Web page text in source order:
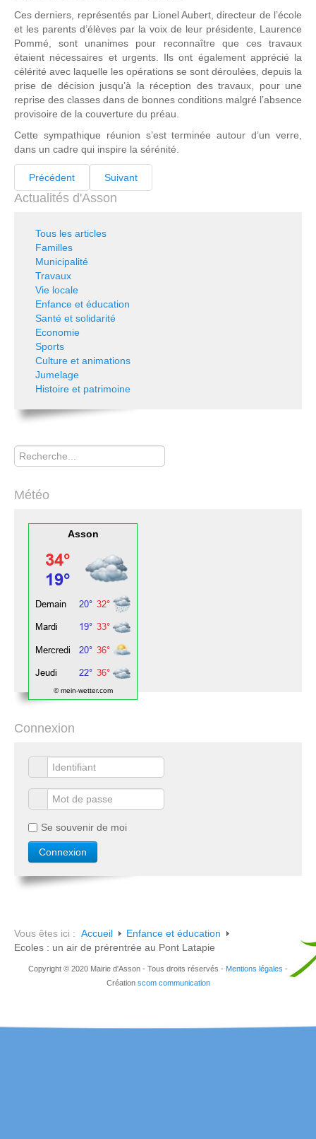
Ces derniers, représentés par Lionel Aubert, directeur de l’école
et les parents d’élèves par la voix de leur présidente, Laurence
Pommé, sont unanimes pour reconnaître que ces travaux
étaient nécessaires et urgents. Ils ont également apprécié la
célérité avec laquelle les opérations se sont déroulées, depuis la
prise de décision jusqu’à la réception des travaux, pour une
reprise des classes dans de bonnes conditions malgré l’absence
provisoire de la couverture du préau.
Cette sympathique réunion s’est terminée autour d’un verre,
dans un cadre qui inspire la sérénité.
Précédent Suivant
Actualités d'Asson
Tous les articles
Familles
Municipalité
Travaux
Vie locale
Enfance et éducation
Santé et solidarité
Economie
Sports
Culture et animations
Jumelage
Histoire et patrimoine
Rechercher
Météo
Asson
© mein-wetter.com
Connexion
Se souvenir de moi
Vous êtes ici : Accueil
Enfance et éducation
Ecoles : un air de prérentrée au Pont Latapie
Copyright © 2020 Mairie d'Asson - Tous droits réservés - Mentions légales -
Création scom communication